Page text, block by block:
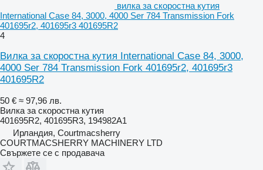
вилка за скоростна кутия
International Case 84, 3000, 4000 Ser 784 Transmission Fork
401695r2, 401695r3 401695R2
4
Вилка за скоростна кутия International Case 84, 3000,
4000 Ser 784 Transmission Fork 401695r2, 401695r3
401695R2
50 € ≈ 97,96 лв.
Вилка за скоростна кутия
401695R2, 401695R3, 194982A1
Ирландия, Courtmacsherry
COURTMACSHERRY MACHINERY LTD
Свържете се с продавача